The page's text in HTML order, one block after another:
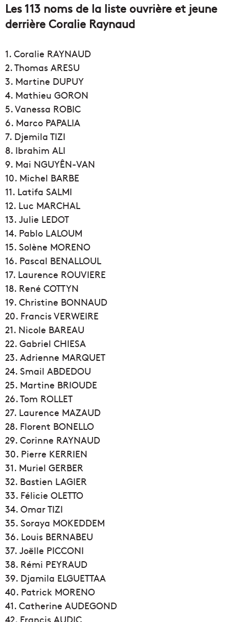
Les 113 noms de la liste ouvrière et jeune
derrière Coralie Raynaud
1. Coralie RAYNAUD
2. Thomas ARESU
3. Martine DUPUY
4. Mathieu GORON
5. Vanessa ROBIC
6. Marco PAPALIA
7. Djemila TIZI
8. Ibrahim ALI
9. Mai NGUYÊN-VAN
10. Michel BARBE
11. Latifa SALMI
12. Luc MARCHAL
13. Julie LEDOT
14. Pablo LALOUM
15. Solène MORENO
16. Pascal BENALLOUL
17. Laurence ROUVIERE
18. René COTTYN
19. Christine BONNAUD
20. Francis VERWEIRE
21. Nicole BAREAU
22. Gabriel CHIESA
23. Adrienne MARQUET
24. Smail ABDEDOU
25. Martine BRIOUDE
26. Tom ROLLET
27. Laurence MAZAUD
28. Florent BONELLO
29. Corinne RAYNAUD
30. Pierre KERRIEN
31. Muriel GERBER
32. Bastien LAGIER
33. Félicie OLETTO
34. Omar TIZI
35. Soraya MOKEDDEM
36. Louis BERNABEU
37. Joëlle PICCONI
38. Rémi PEYRAUD
39. Djamila ELGUETTAA
40. Patrick MORENO
41. Catherine AUDEGOND
42. Francis AUDIC